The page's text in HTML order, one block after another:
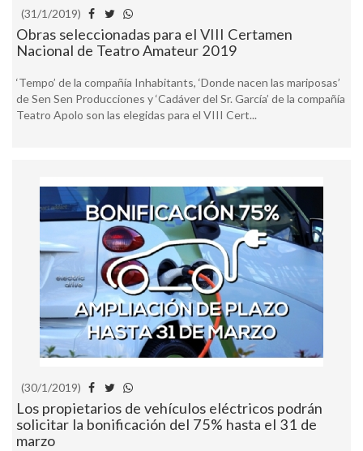
(31/1/2019)
Obras seleccionadas para el VIII Certamen
Nacional de Teatro Amateur 2019
‘Tempo’ de la compañía Inhabitants, ‘Donde nacen las mariposas’
de Sen Sen Producciones y ‘Cadáver del Sr. García’ de la compañía
Teatro Apolo son las elegidas para el VIII Cert...
(30/1/2019)
Los propietarios de vehículos eléctricos podrán
solicitar la bonificación del 75% hasta el 31 de
marzo